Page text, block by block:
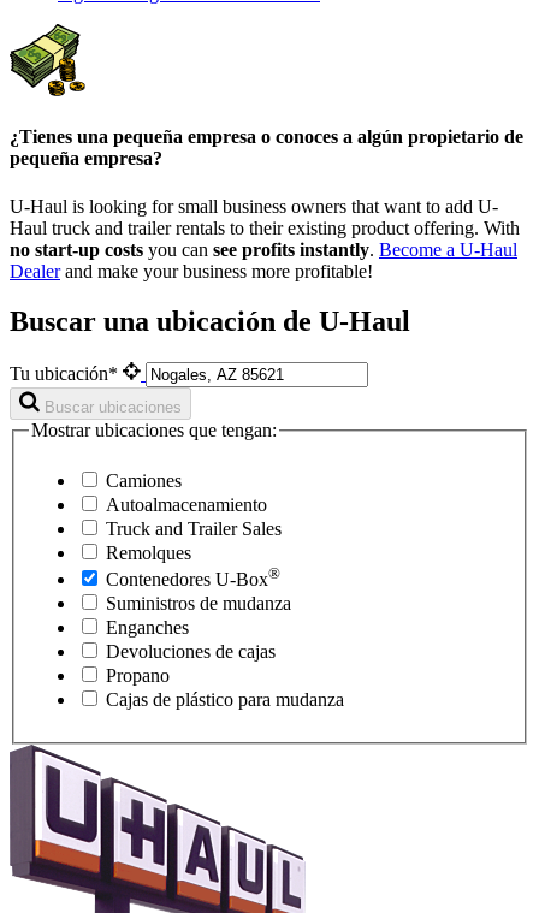
¿Tienes una pequeña empresa o conoces a algún propietario de
pequeña empresa?
U-Haul is looking for small business owners that want to add U-
Haul truck and trailer rentals to their existing product offering. With
no start-up costs you can see profits instantly. Become a U-Haul
Dealerand make your business more profitable!
Buscar una ubicación de U-Haul
Tu ubicación*
Buscar ubicaciones
Mostrar ubicaciones que tengan:
Camiones
Autoalmacenamiento
Truck and Trailer Sales
Remolques
Contenedores U-Box®
Suministros de mudanza
Enganches
Devoluciones de cajas
Propano
Cajas de plástico para mudanza